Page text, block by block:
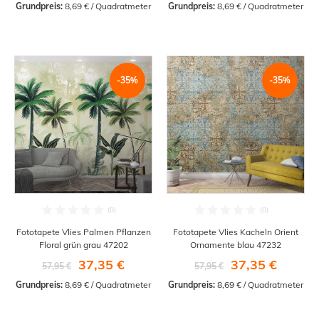
Grundpreis: 8,69 € / Quadratmeter Grundpreis: 8,69 € / Quadratmeter
-35%
Fototapete Vlies Palmen Pflanzen
Floral grün grau 47202
57,95 €
37,35 €
Grundpreis: 8,69 € / Quadratmeter
-35%
Fototapete Vlies Kacheln Orient
Ornamente blau 47232
57,95 €
37,35 €
Grundpreis: 8,69 € / Quadratmeter